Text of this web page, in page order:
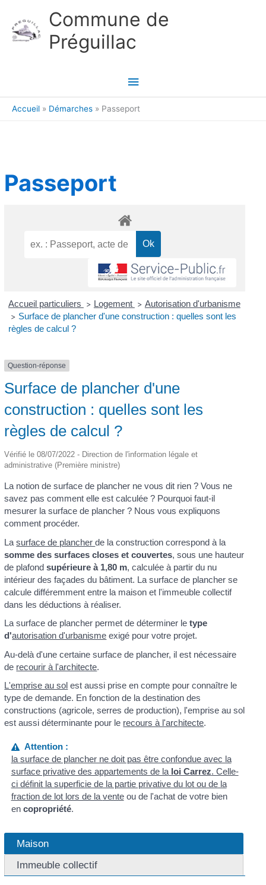
Commune de
Préguillac
Menu
principal
Accueil Démarches Passeport
Passeport
Accueil particuliers > Logement > Autorisation d'urbanisme
> Surface de plancher d'une construction : quelles sont les
règles de calcul ?
Question-réponse
Surface de plancher d'une
construction : quelles sont les
règles de calcul ?
Vérifié le 08/07/2022 - Direction de l'information légale et
administrative (Première ministre)
La notion de surface de plancher ne vous dit rien ? Vous ne
savez pas comment elle est calculée ? Pourquoi faut-il
mesurer la surface de plancher ? Nous vous expliquons
comment procéder.
Lasurface de plancherde la construction correspond à la
somme des surfaces closes et couvertes, sous une hauteur
de plafondsupérieure à 1,80 m, calculée à partir du nu
intérieur des façades du bâtiment. La surface de plancher se
calcule différemment entre la maison et l'immeuble collectif
dans les déductions à réaliser.
La surface de plancher permet de déterminer le type
d'autorisation d'urbanisme exigé pour votre projet.
Au-delà d'une certaine surface de plancher, il est nécessaire
de recourir à l'architecte.
L'emprise au sol est aussi prise en compte pour connaître le
type de demande. En fonction de la destination des
constructions (agricole, serres de production), l'emprise au sol
est aussi déterminante pour le recours à l'architecte.
Attention :
la surface de plancher ne doit pas être confondue avec la
surface privative des appartements de laloi Carrez. Celle-
ci définit la superficie de la partie privative du lot ou de la
fraction de lot lors de la venteou de l'achat de votre bien
en copropriété.
Maison
Immeuble collectif